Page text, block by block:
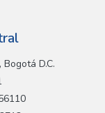
D.C.